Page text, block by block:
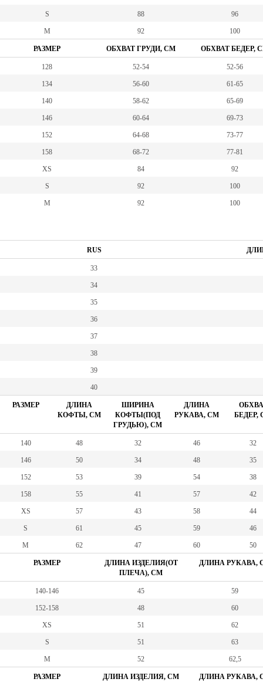
S 88 96
M 92 100
РАЗМЕР ОБХВАТ ГРУДИ, СМ ОБХВАТ БЕДЕР,
128 52-54 52-56
134 56-60 61-65
140 58-62 65-69
146 60-64 69-73
152 64-68 73-77
158 68-72 77-81
XS 84 92
S 92 100
M 92 100
RUS
33
34
35
36
37
38
39
40
РАЗМЕР
ДЛИНА
КОФТЫ, СМ
ШИРИНА
КОФТЫ(ПОД
ГРУДЬЮ), СМ
ДЛИНА
РУКАВА, СМ
БЕДЕР,
140 48 32 46 32
146 50 34 48 35
152 53 39 54 38
158 55 41 57 42
XS 57 43 58 44
S 61 45 59 46
M 62 47 60 50
РАЗМЕР
ДЛИНА ИЗДЕЛИЯ(ОТ
ПЛЕЧА), СМ
ДЛИНА РУКАВА,
140-146 45 59
152-158 48 60
XS 51 62
S 51 63
M 52 62,5
РАЗМЕР ДЛИНА ИЗДЕЛИЯ, СМ ДЛИНА РУКАВА,